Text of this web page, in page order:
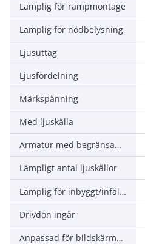
Lämplig för rampmontage
Lämplig för nödbelysning
Ljusuttag
Ljusfördelning
Märkspänning
Med ljuskälla
Armatur med begränsad yttemperatur "D" (EN 60598-2-24)
Lämpligt antal ljuskällor
Lämplig för inbyggt/infällt montage
Drivdon ingår
Anpassad för bildskärmsarbete (EN 12464-1)